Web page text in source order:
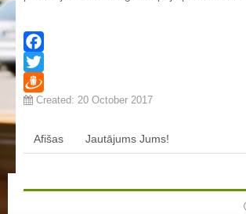
BPVV ciklogramma
Nolikums
Konvents
Izglītības process
Facebook
Twitter
Draugiem
Created: 20 October 2017
Afišas Jautājums Jums!